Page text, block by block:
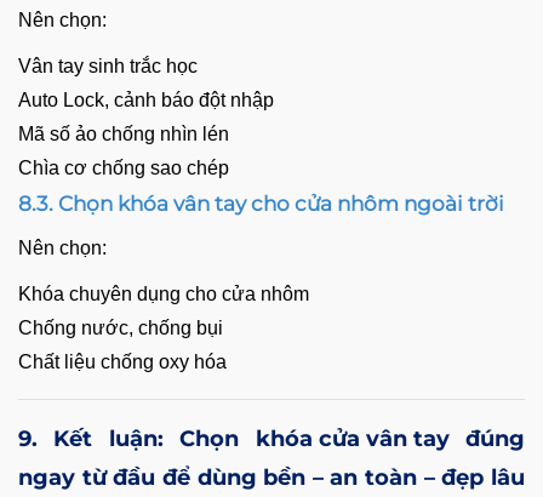
Nên chọn:
Vân tay sinh trắc học
Auto Lock, cảnh báo đột nhập
Mã số ảo chống nhìn lén
Chìa cơ chống sao chép
8.3. Chọn khóa vân tay cho cửa nhôm ngoài trời
Nên chọn:
Khóa chuyên dụng cho cửa nhôm
Chống nước, chống bụi
Chất liệu chống oxy hóa
9. Kết luận: Chọn khóa cửa vân tayđúng
ngay từ đầu để dùng bền – an toàn – đẹp lâu